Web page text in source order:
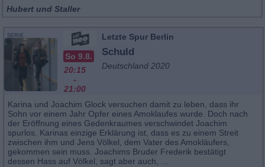
Hubert und Staller
SERIE
So 9.8.
20:15
-
21:00
Letzte Spur Berlin
Schuld
Deutschland 2020
Karina und Joachim Glock versuchen damit zu leben, dass ihr
Sohn vor einem Jahr Opfer eines Amoklaufes wurde. Doch nach
der Eröffnung eines Gedenkraumes verschwindet Joachim
spurlos. Karinas einzige Erklärung ist, dass es zu einem Streit
zwischen ihm und Jens Völkel, dem Vater des Amokläufers,
gekommen sein muss. Joachims Bruder Frederik bestätigt
dessen Hass auf Völkel, sagt aber auch, ...